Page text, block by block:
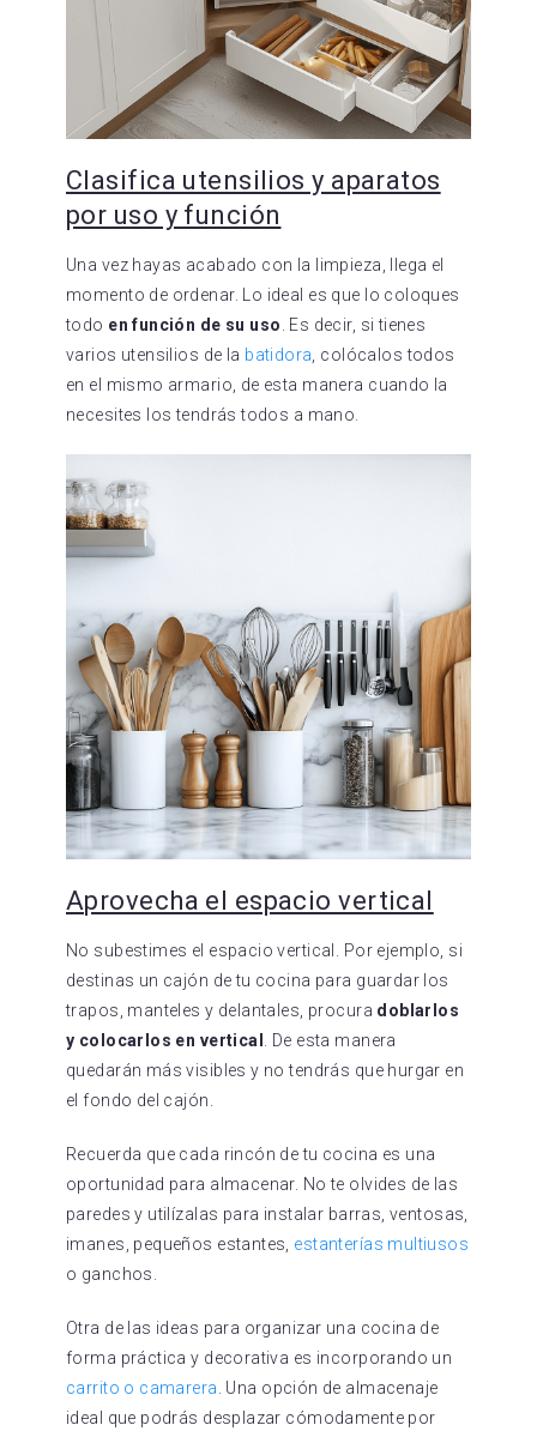
Clasifica utensilios y aparatos
por uso y función
Una vez hayas acabado con la limpieza, llega el
momento de ordenar. Lo ideal es que lo coloques
todo en función de su uso . Es decir, si tienes
varios utensilios de la batidora , colócalos todos
en el mismo armario, de esta manera cuando la
necesites los tendrás todos a mano.
Aprovecha el espacio vertical
No subestimes el espacio vertical. Por ejemplo, si
destinas un cajón de tu cocina para guardar los
trapos, manteles y delantales, procura doblarlos
y colocarlos en vertical
. De esta manera
quedarán más visibles y no tendrás que hurgar en
el fondo del cajón.
Recuerda que cada rincón de tu cocina es una
oportunidad para almacenar. No te olvides de las
paredes y utilízalas para instalar barras, ventosas,
imanes, pequeños estantes, estanterías multiusos
o ganchos.
Otra de las ideas para organizar una cocina de
forma práctica y decorativa es incorporando un
carrito o camarera . Una opción de almacenaje
ideal que podrás desplazar cómodamente por